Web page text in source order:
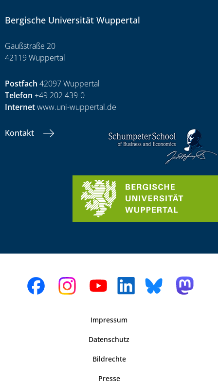
Bergische Universität Wuppertal
Gaußstraße 20
42119 Wuppertal
Postfach 42097 Wuppertal
Telefon +49 202 439-0
Internetwww.uni-wuppertal.de
Kontakt
Impressum
Datenschutz
Bildrechte
Presse